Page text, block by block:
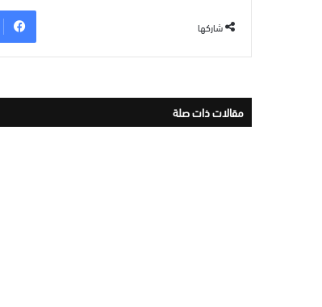
شاركها
مقالات ذات صلة